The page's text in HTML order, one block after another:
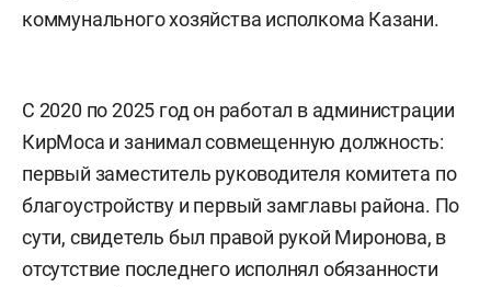
коммунального хозяйства исполкома Казани.
С 2020 по 2025 год он работал в администрации
КирМоса и занимал совмещенную должность:
первый заместитель руководителя комитета по
благоустройству и первый замглавы района. По
сути, свидетель был правой рукой Миронова, в
отсутствие последнего исполнял обязанности